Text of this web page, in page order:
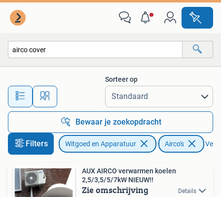
Alle afstanden…
Sorteer op
Bewaar je zoekopdracht
Filters Witgoed en Apparatuur Airco's
AUX AIRCO verwarmen koelen
2,5/3,5/5/7kW NIEUW!!
Zie omschrijving Details